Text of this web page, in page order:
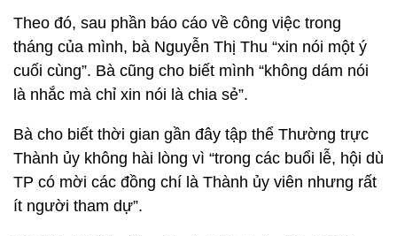
Theo đó, sau phần báo cáo về công việc trong
tháng của mình, bà Nguyễn Thị Thu “xin nói một ý
cuối cùng”. Bà cũng cho biết mình “không dám nói
là nhắc mà chỉ xin nói là chia sẻ”.
Bà cho biết thời gian gần đây tập thể Thường trực
Thành ủy không hài lòng vì “trong các buổi lễ, hội dù
TP có mời các đồng chí là Thành ủy viên nhưng rất
ít người tham dự”.